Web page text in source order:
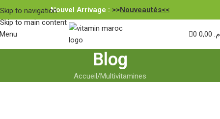
Skip to navigation
Skip to main content
Nouvel Arrivage : >>Nouveautés<<
Menu 0
Blog
Accueil Multivitamines